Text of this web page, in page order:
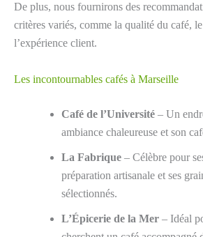
De plus, nous fournirons des
critères variés, comme la qualité du café,
l’expérience client.
Les incontournables cafés à Marseille
Café de l’Université – Un
ambiance chaleureuse et son
La Fabrique – Célèbre pour
préparation artisanale et ses
sélectionnés.
L’Épicerie de la Mer – Idéal